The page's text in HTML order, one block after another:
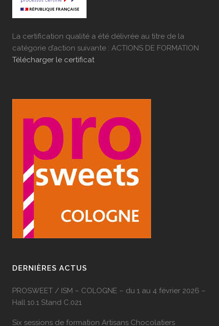
La certification qualité a été délivrée au titre de la
catégorie d’action suivante : ACTIONS DE FORMATION
Télécharger le certificat
DERNIÈRES ACTUS
PROSWEET / ISM – COLOGNE – du 1 au 4 février 2026 –
Hall 10.1 Stand C.021
Six sessions de formation Artisans Chocolatiers